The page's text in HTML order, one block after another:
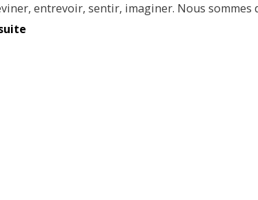
entrevoir, sentir, imaginer. Nous sommes